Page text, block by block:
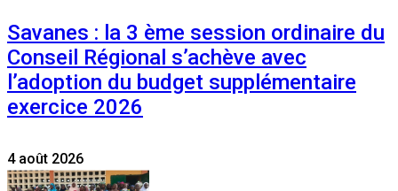
Savanes : la 3 ème session ordinaire du
Conseil Régional s’achève avec
l’adoption du budget supplémentaire
exercice 2026
4 août 2026